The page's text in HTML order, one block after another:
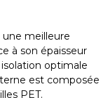
une meilleure
à son épaisseur
optimale
est composée
PET.